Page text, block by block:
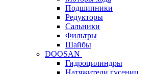
Подшипники
Редукторы
Сальники
Фильтры
Шайбы
DOOSAN
Гидроцилиндры
Натяжители гусениц